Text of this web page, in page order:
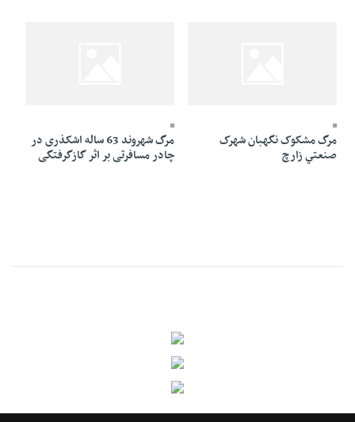
مرگ مشکوک نگهبان شهرک
صنعتي زارچ
مرگ شهروند 63 ساله اشکذری در
چادر مسافرتی بر اثر گازگرفتگی